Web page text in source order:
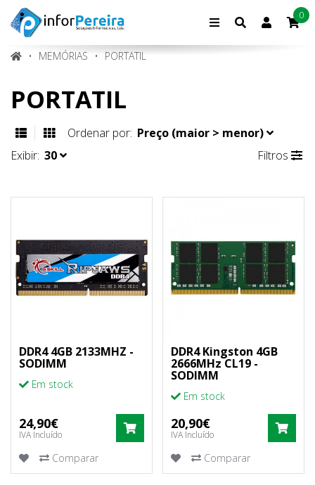
Conta0
MEMÓRIAS PORTATIL
PORTATIL
Ordenar por: Preço (maior > menor)
Exibir: 30 Filtros
DDR4 4GB 2133MHZ -
SODIMM
Em stock
24,90€
IVA Incluído COMPRAR
Comparar
DDR4 Kingston 4GB
2666MHz CL19 -
SODIMM
Em stock
20,90€
IVA Incluído
Comparar